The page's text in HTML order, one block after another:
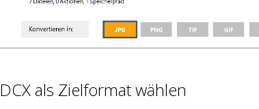
DCX als Zielformat wählen